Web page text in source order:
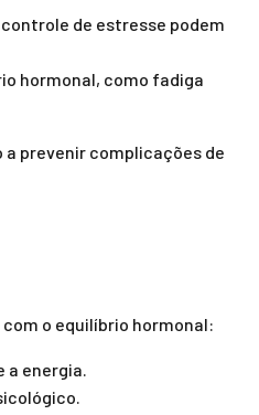
de estresse podem
hormonal, como fadiga
prevenir complicações de
o equilíbrio hormonal:
a energia.